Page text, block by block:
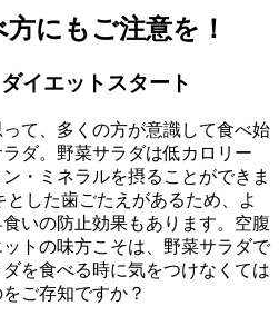
にもご注意を！
イエットスタート
て、多くの方が意識して食べ始
ダ。野菜サラダは低カロリー
・ミネラルを摂ることができま
した歯ごたえがあるため、よ
いの防止効果もあります。空腹
トの味方こそは、野菜サラダで
を食べる時に気をつけなくては
ご存知ですか？